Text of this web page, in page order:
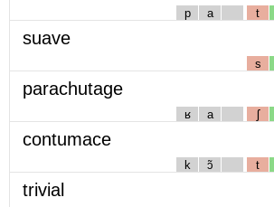
p a t
suave
s
parachutage
ʁ a ʃ
contumace
k ɔ̃ t
trivial